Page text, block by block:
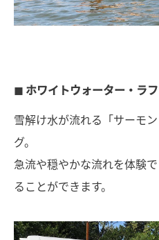
◼︎ ホワイトウォーター・ラ
雪解け水が流れる「サーモ
グ。
急流や穏やかな流れを体験
ることができます。